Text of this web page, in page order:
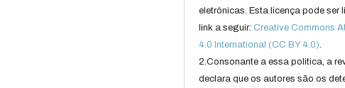
eletrônicas. Esta licença pode ser
link a seguir:Creative Commons
4.0 International (CC BY 4.0).
2.Consonante a essa politica, a
declara que os autores são os